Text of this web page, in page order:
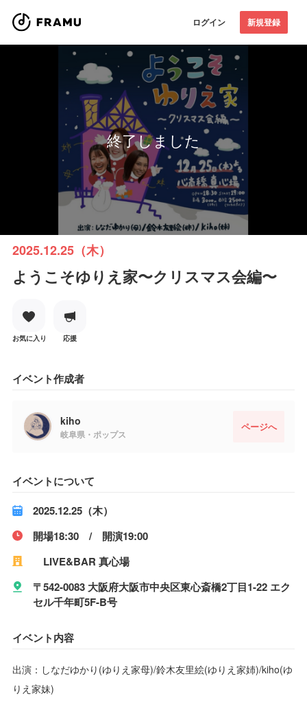
ログイン 新規登録
終了しました
2025.12.25（木）
ようこそゆりえ家〜クリスマス会編〜
お気に入り 応援
イベント作成者
kiho
岐阜県・ポップス
ページへ
イベントについて
2025.12.25（木）
開場18:30 / 開演19:00
LIVE&BAR 真心場
〒542-0083 大阪府大阪市中央区東心斎橋2丁目1-22 エク
セル千年町5F-B号
イベント内容
出演：しなだゆかり(ゆりえ家母)/鈴木友里絵(ゆりえ家姉)/kiho(ゆ
りえ家妹)